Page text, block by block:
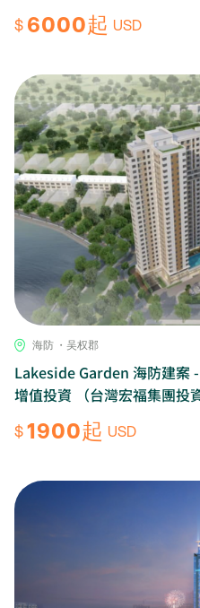
$ 6000起 USD
海防 ・吴权郡
Lakeside Garden 海防建案
增值投資 （台灣宏福集團投資
$1900起 USD